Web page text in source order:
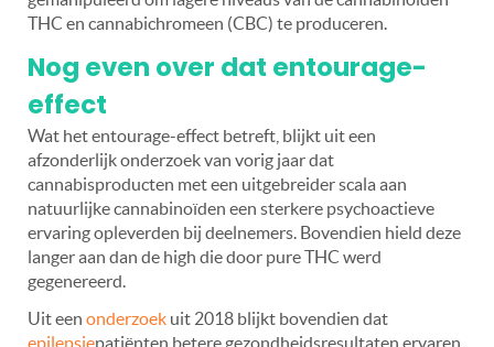
THC en cannabichromeen (CBC) te produceren.
Nog even over dat entourage-
effect
Wat het entourage-effect betreft, blijkt uit een
afzonderlijk onderzoek van vorig jaar dat
cannabisproducten met een uitgebreider scala aan
natuurlijke cannabinoïden een sterkere psychoactieve
ervaring opleverden bij deelnemers. Bovendien hield deze
langer aan dan de high die door pure THC werd
gegenereerd.
Uit een onderzoek uit 2018 blijkt bovendien dat
epilepsiepatiënten betere gezondheidsresultaten ervaren,